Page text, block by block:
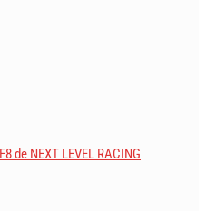
de NEXT LEVEL RACING